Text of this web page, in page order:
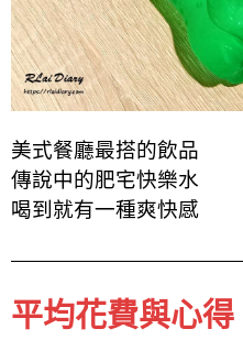
美式餐廳最搭的飲品
傳說中的肥宅快樂水
喝到就有一種爽快感
平均花費與心得